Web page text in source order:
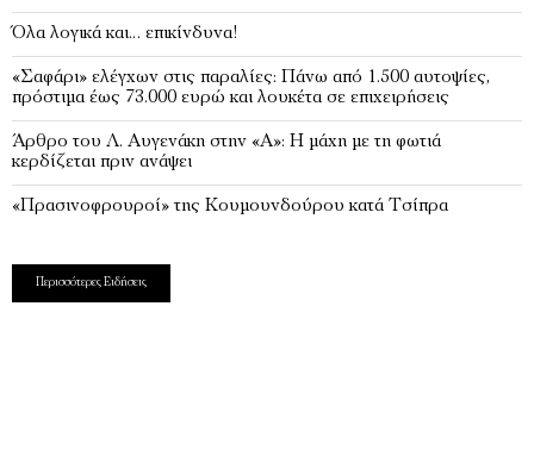
Όλα λογικά και… επικίνδυνα!
«Σαφάρι» ελέγχων στις παραλίες: Πάνω από 1.500 αυτοψίες,
πρόστιμα έως 73.000 ευρώ και λουκέτα σε επιχειρήσεις
Άρθρο του Λ. Αυγενάκη στην «Α»: Η μάχη με τη φωτιά
κερδίζεται πριν ανάψει
«Πρασινοφρουροί» της Κουμουνδούρου κατά Τσίπρα
Περισσότερες Ειδήσεις